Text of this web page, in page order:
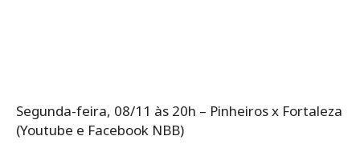
Segunda-feira, 08/11 às 20h – Pinheiros x Fortaleza
(Youtube e Facebook NBB)